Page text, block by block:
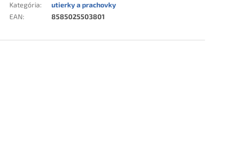
Kategória:
utierky a prachovky
EAN: 8585025503801